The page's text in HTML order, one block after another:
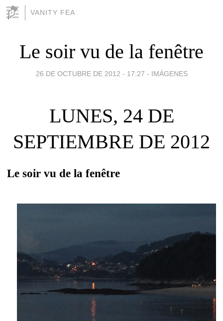
VANITY FEA
Le soir vu de la fenêtre
26 DE OCTUBRE DE 2012 - 17:27 - IMÁGENES
LUNES, 24 DE
SEPTIEMBRE DE 2012
Le soir vu de la fenêtre